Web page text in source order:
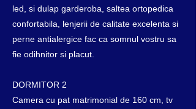
led, si dulap garderoba, saltea ortopedica
confortabila, lenjerii de calitate excelenta si
perne antialergice fac ca somnul vostru sa
fie odihnitor si placut.
DORMITOR 2
Camera cu pat matrimonial de 160 cm, tv